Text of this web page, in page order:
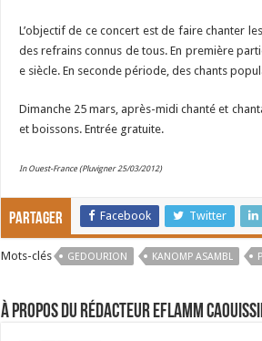
L’objectif de ce concert est de faire chanter
des refrains connus de tous. En première
e siècle. En seconde période, des chants
Dimanche 25 mars, après-midi chanté et
et boissons. Entrée gratuite.
In Ouest-France (Pluvigner 25/03/2012)
Partager Facebook Twitter
Mots-clés GEDOURION KANOMP ASAMBL
À propos du rédacteur Eflamm